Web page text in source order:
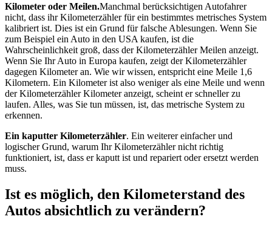
Kilometer oder Meilen.Manchmal berücksichtigen Autofahrer
nicht, dass ihr Kilometerzähler für ein bestimmtes metrisches System
kalibriert ist. Dies ist ein Grund für falsche Ablesungen. Wenn Sie
zum Beispiel ein Auto in den USA kaufen, ist die
Wahrscheinlichkeit groß, dass der Kilometerzähler Meilen anzeigt.
Wenn Sie Ihr Auto in Europa kaufen, zeigt der Kilometerzähler
dagegen Kilometer an. Wie wir wissen, entspricht eine Meile 1,6
Kilometern. Ein Kilometer ist also weniger als eine Meile und wenn
der Kilometerzähler Kilometer anzeigt, scheint er schneller zu
laufen. Alles, was Sie tun müssen, ist, das metrische System zu
erkennen.
Ein kaputter Kilometerzähler. Ein weiterer einfacher und
logischer Grund, warum Ihr Kilometerzähler nicht richtig
funktioniert, ist, dass er kaputt ist und repariert oder ersetzt werden
muss.
Ist es möglich, den Kilometerstand des
Autos absichtlich zu verändern?